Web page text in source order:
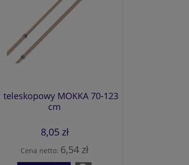
teleskopowy MOKKA 70-123
cm
8,05 zł
Cena netto: 6,54 zł